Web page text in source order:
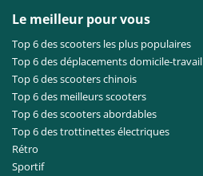
Le meilleur pour vous
Top 6 des scooters les plus populaires
Top 6 des déplacements domicile-travail
Top 6 des scooters chinois
Top 6 des meilleurs scooters
Top 6 des scooters abordables
Top 6 des trottinettes électriques
Rétro
Sportif